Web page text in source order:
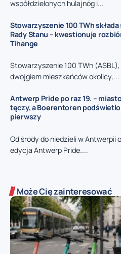
współdzielonych hulajnóg i...
Stowarzyszenie 100 TWh
Rady Stanu – kwestionuje
Tihange
Stowarzyszenie 100 TWh
dwojgiem mieszkańców okolicy,...
Antwerp Pride po raz 19. –
tęczy, a Boerentoren
pierwszy
Od środy do niedzieli w Antwerpii
edycja Antwerp Pride....
Może Cię zainteresować